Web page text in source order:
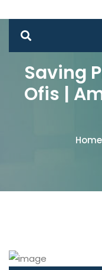
Saving
Ofis |
Home